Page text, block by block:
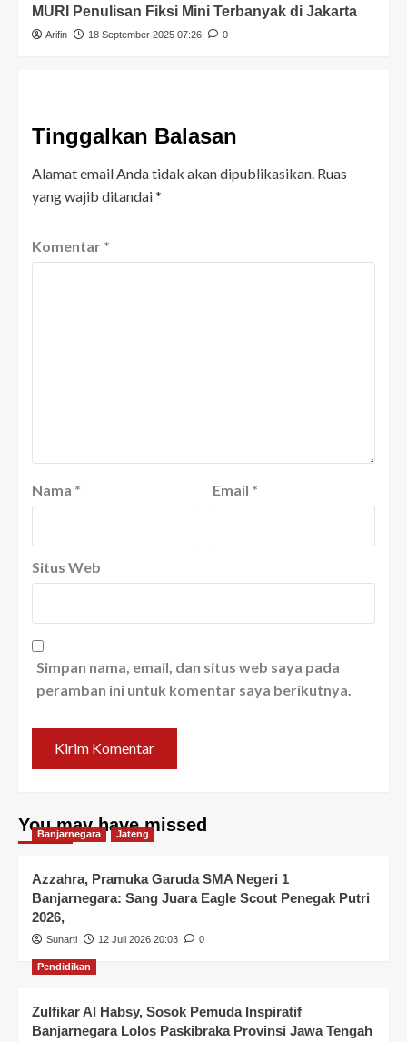
MURI Penulisan Fiksi Mini Terbanyak di Jakarta
Arifin 18 September 2025 07:26 0
Tinggalkan Balasan
Alamat email Anda tidak akan dipublikasikan. Ruas
yang wajib ditandai*
Komentar *
Nama * Email *
Situs Web
Simpan nama, email, dan situs web saya pada
peramban ini untuk komentar saya berikutnya.
You may have missed
Banjarnegara Jateng
Azzahra, Pramuka Garuda SMA Negeri 1
Banjarnegara: Sang Juara Eagle Scout Penegak Putri
2026,
Sunarti 12 Juli 2026 20:03 0
Pendidikan
Zulfikar Al Habsy, Sosok Pemuda Inspiratif
Banjarnegara Lolos Paskibraka Provinsi Jawa Tengah